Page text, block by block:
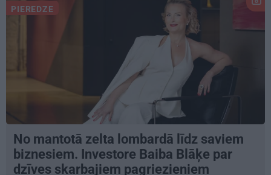
PIEREDZE
No mantotā zelta lombardā līdz saviem
biznesiem. Investore Baiba Blāķe par
dzīves skarbajiem pagriezieniem